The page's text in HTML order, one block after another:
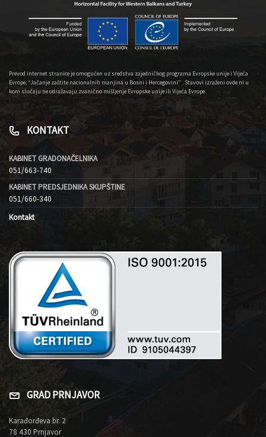
Prevod internet stranice je omogućen uz sredstva zajedničkog programa Evropske unije i Vijeća
Evrope, “Jačanje zaštite nacionalnih manjina u Bosni i Hercegovini” . Stavovi izraženi ovde ni u
kom slučaju ne odražavaju zvanično mišljenje Evropske unije ili Vijeća Evrope.
KONTAKT
KABINET GRADONAČELNIKA
051/663-740
KABINET PREDSJEDNIKA SKUPŠTINE
051/660-340
Kontakt
GRAD PRNJAVOR
Karađorđeva br. 2
78 430 Prnjavor